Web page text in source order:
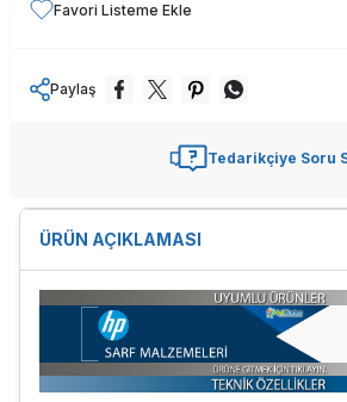
Favori Listeme Ekle
Paylaş
Tedarikçiye Soru
ÜRÜN AÇIKLAMASI